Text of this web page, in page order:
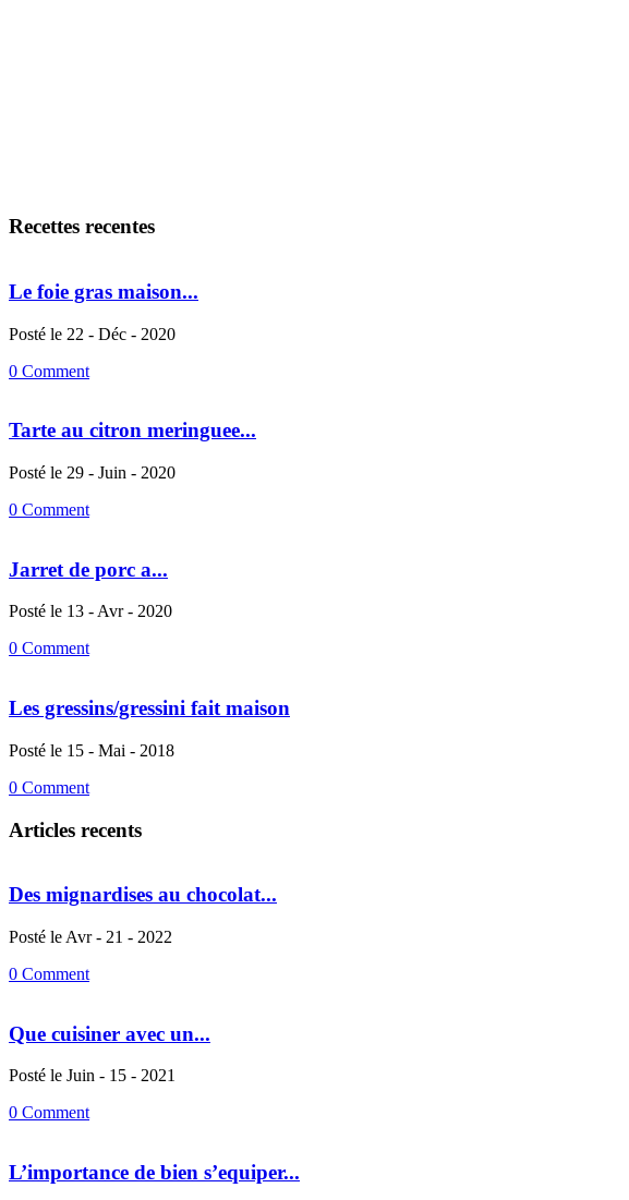
Recettes recentes
Le foie gras maison...
Posté le 22 - Déc - 2020
0 Comment
Tarte au citron meringuee...
Posté le 29 - Juin - 2020
0 Comment
Jarret de porc a...
Posté le 13 - Avr - 2020
0 Comment
Les gressins/gressini fait maison
Posté le 15 - Mai - 2018
0 Comment
Articles recents
Des mignardises au chocolat...
Posté le Avr - 21 - 2022
0 Comment
Que cuisiner avec un...
Posté le Juin - 15 - 2021
0 Comment
L’importance de bien s’equiper...